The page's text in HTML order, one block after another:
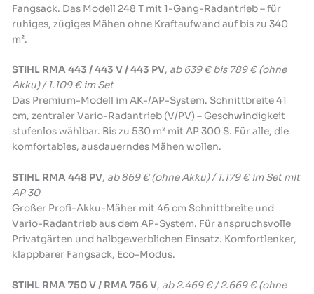
Fangsack. Das Modell 248 T mit 1-Gang-Radantrieb – für
ruhiges, zügiges Mähen ohne Kraftaufwand auf bis zu 340
m².
STIHL RMA 443 / 443 V / 443 PV, ab 639 € bis 789 € (ohne
Akku) / 1.109 € im Set
Das Premium-Modell im AK-/AP-System. Schnittbreite 41
cm, zentraler Vario-Radantrieb (V/PV) – Geschwindigkeit
stufenlos wählbar. Bis zu 530 m² mit AP 300 S. Für alle, die
komfortables, ausdauerndes Mähen wollen.
STIHL RMA 448 PV, ab 869 € (ohne Akku) / 1.179 € im Set mit
AP 30
Großer Profi-Akku-Mäher mit 46 cm Schnittbreite und
Vario-Radantrieb aus dem AP-System. Für anspruchsvolle
Privatgärten und halbgewerblichen Einsatz. Komfortlenker,
klappbarer Fangsack, Eco-Modus.
STIHL RMA 750 V / RMA 756 V, ab 2.469 € / 2.669 € (ohne